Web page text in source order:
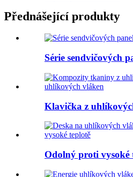
Přednášející produkty
Série sendvičových
Klavička z
Odolný proti vysoké